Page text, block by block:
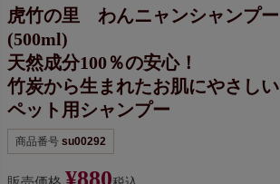
虎竹の里 わんニャンシャンプー
(500ml)
天然成分100％の安心！
竹炭から生まれたお肌にやさしい
ペット用シャンプー
商品番号 su00292